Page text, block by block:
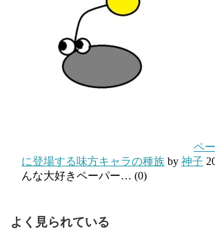
ペ
に登場する味方キャラの種族 by 神子
んな大好きペーパー… (0)
よく見られている